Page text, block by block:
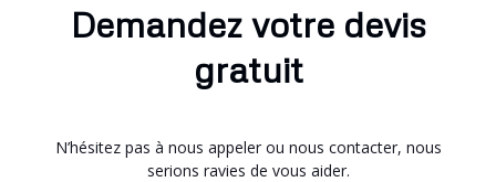
Demandez votre devis
gratuit
N’hésitez pas à nous appeler ou nous contacter, nous
serions ravies de vous aider.